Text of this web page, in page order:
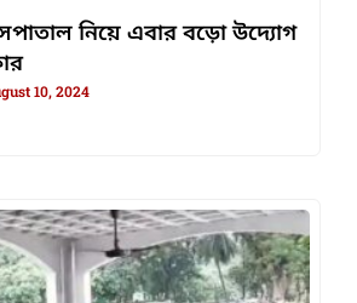
নিয়ে এবার বড়ো উদ্যোগ
10, 2024